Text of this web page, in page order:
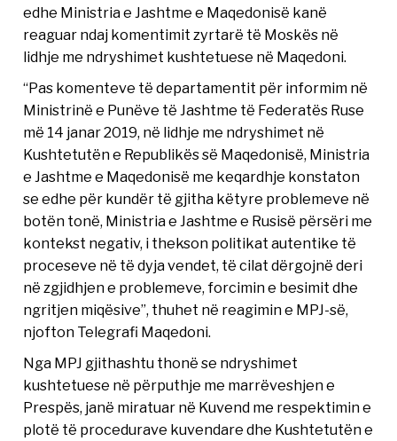
edhe Ministria e Jashtme e Maqedonisë kanë
reaguar ndaj komentimit zyrtarë të Moskës në
lidhje me ndryshimet kushtetuese në Maqedoni.
“Pas komenteve të departamentit për informim në
Ministrinë e Punëve të Jashtme të Federatës Ruse
më 14 janar 2019, në lidhje me ndryshimet në
Kushtetutën e Republikës së Maqedonisë, Ministria
e Jashtme e Maqedonisë me keqardhje konstaton
se edhe për kundër të gjitha këtyre problemeve në
botën tonë, Ministria e Jashtme e Rusisë përsëri me
kontekst negativ, i thekson politikat autentike të
proceseve në të dyja vendet, të cilat dërgojnë deri
në zgjidhjen e problemeve, forcimin e besimit dhe
ngritjen miqësive”, thuhet në reagimin e MPJ-së,
njofton Telegrafi Maqedoni.
Nga MPJ gjithashtu thonë se ndryshimet
kushtetuese në përputhje me marrëveshjen e
Prespës, janë miratuar në Kuvend me respektimin e
plotë të procedurave kuvendare dhe Kushtetutën e